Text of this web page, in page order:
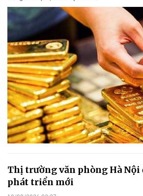
Thị trường văn phòng Hà
phát triển mới